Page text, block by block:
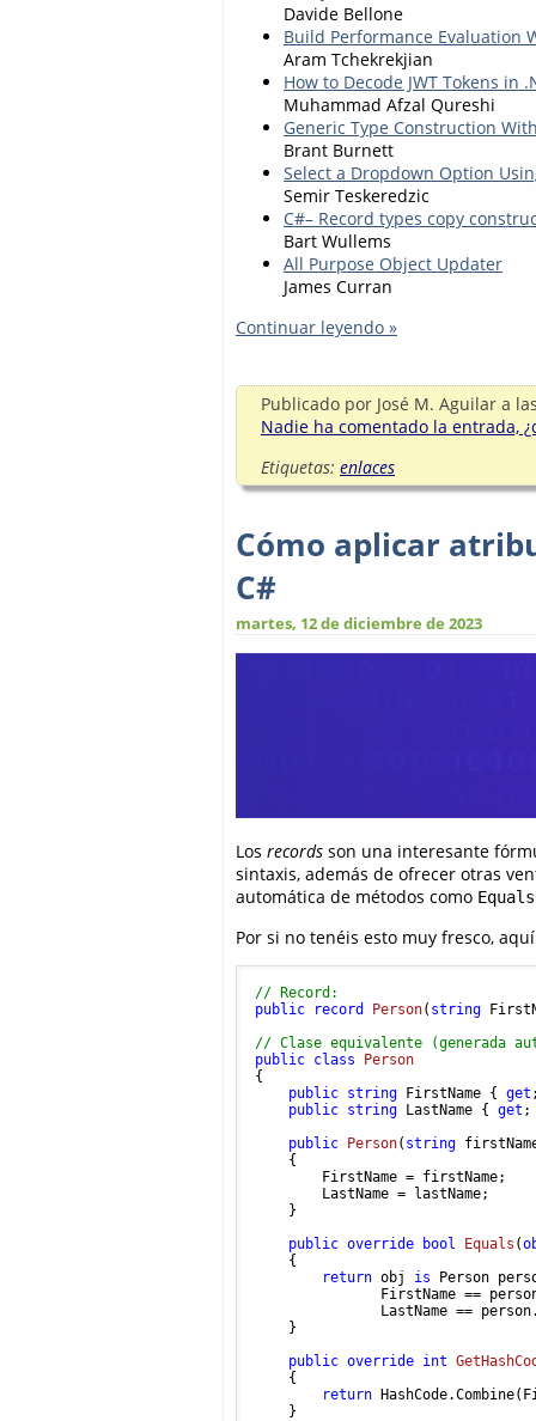
Davide Bellone
Build Performance Evaluation
Aram Tchekrekjian
How to Decode JWT Tokens in
Muhammad Afzal Qureshi
Generic Type Construction
Brant Burnett
Select a Dropdown Option
Semir Teskeredzic
C#– Record types copy
Bart Wullems
All Purpose Object Updater
James Curran
Continuar leyendo »
Publicado por José M. Aguilar a
Nadie ha comentado la entrada,
Etiquetas: enlaces
Cómo aplicar
C#
martes, 12 de diciembre de 2023
Los records son una interesante
sintaxis, además de ofrecer otras
automática de métodos como
Por si no tenéis esto muy fresco,
// Record:
public
record Person( string
// Clase equivalente (generada
public class
Person
{
public string FirstName { get
public string LastName { get
public Person( string
    {
        FirstName = firstName;
        LastName = lastName;
    }
public override bool Equals (
    {
return obj is Person
FirstName ==
LastName ==
    }
public override int
    {
return
    }